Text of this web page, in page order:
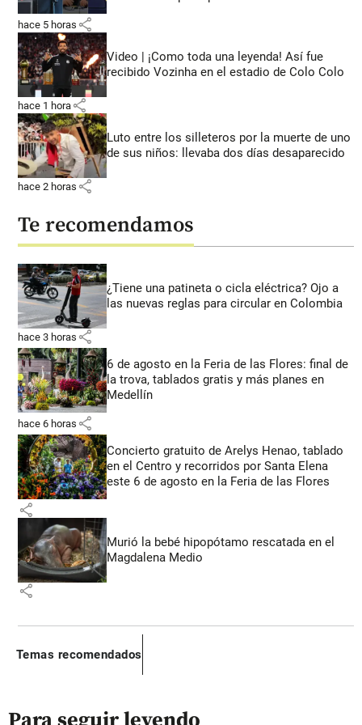
hace 5 horas share
Video | ¡Como toda una leyenda! Así fue
recibido Vozinha en el estadio de Colo Colo
hace 1 hora share
Luto entre los silleteros por la muerte de uno
de sus niños: llevaba dos días desaparecido
hace 2 horas share
Te recomendamos
¿Tiene una patineta o cicla eléctrica? Ojo a
las nuevas reglas para circular en Colombia
hace 3 horas share
6 de agosto en la Feria de las Flores: final de
la trova, tablados gratis y más planes en
Medellín
hace 6 horas share
Concierto gratuito de Arelys Henao, tablado
en el Centro y recorridos por Santa Elena
este 6 de agosto en la Feria de las Flores
share
Murió la bebé hipopótamo rescatada en el
Magdalena Medio
share
Temas recomendados